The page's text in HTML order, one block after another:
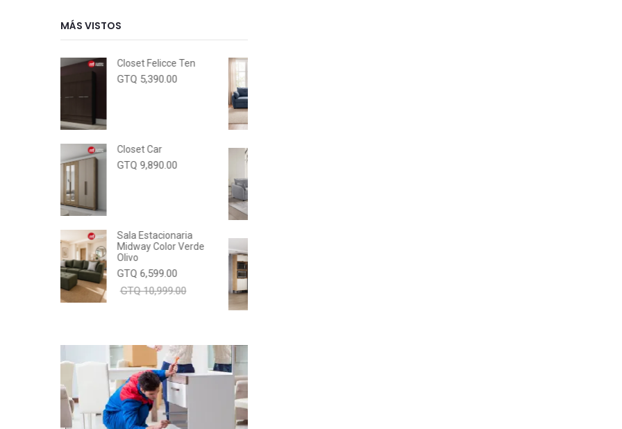
MÁS VISTOS
Closet Felicce Ten
GTQ 5,390.00
Closet Car
GTQ 9,890.00
Sala Estacionaria
Midway Color Verde
Olivo
GTQ 6,599.00
GTQ 10,999.00
Sala Estacionaria
Compacta Eloy En Color
Azul
GTQ 7,999.00
Sala Estacionaria
Compacta Eloy En Color
Gris
GTQ 7,999.00
GTQ 12,699.00